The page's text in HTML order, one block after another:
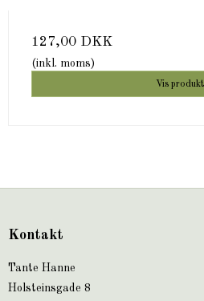
127,00 DKK
(inkl. moms)
Vis produkt
Kontakt
Tante Hanne
Holsteinsgade 8